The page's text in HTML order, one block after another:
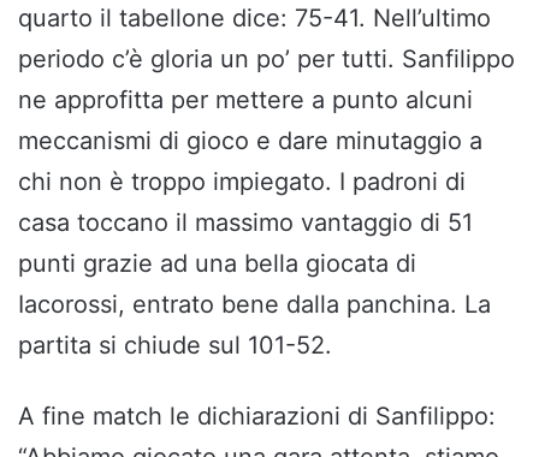
quarto il tabellone dice: 75-41. Nell’ultimo
periodo c’è gloria un po’ per tutti. Sanfilippo
ne approfitta per mettere a punto alcuni
meccanismi di gioco e dare minutaggio a
chi non è troppo impiegato. I padroni di
casa toccano il massimo vantaggio di 51
punti grazie ad una bella giocata di
Iacorossi, entrato bene dalla panchina. La
partita si chiude sul 101-52.
A fine match le dichiarazioni di Sanfilippo: